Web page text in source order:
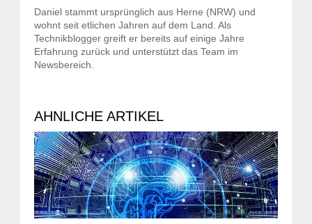
Daniel stammt ursprünglich aus Herne (NRW) und
wohnt seit etlichen Jahren auf dem Land. Als
Technikblogger greift er bereits auf einige Jahre
Erfahrung zurück und unterstützt das Team im
Newsbereich.
AHNLICHE ARTIKEL